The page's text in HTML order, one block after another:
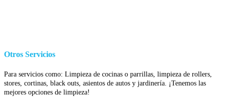
Otros Servicios
Para servicios como: Limpieza de cocinas o parrillas, limpieza de rollers,
stores, cortinas, black outs, asientos de autos y jardinería. ¡Tenemos las
mejores opciones de limpieza!